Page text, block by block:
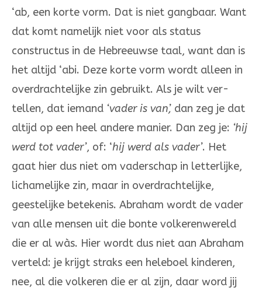
‘ab, een korte vorm. Dat is niet gangbaar. Want
dat komt namelijk niet voor als status
construc­tus in de Hebreeuw­se taal, want dan is
het altijd ‘abi. Deze korte vorm wordt alleen in
over­­drachtelijke zin gebruikt. Als je wilt ver­
tellen, dat iemand ‘vader is van’, dan zeg je dat
altijd op een heel andere manier. Dan zeg je: ‘hij
werd tot vader’, of: ‘hij werd als va­der’. Het
gaat hier dus niet om vaderschap in let­terlijke,
lichame­lijke zin, maar in overdrachtelijke,
geestelijke be­teke­nis. Abraham wordt de vader
van alle mensen uit die bonte volkeren­we­reld
die er al wàs. Hier wordt dus niet aan Abraham
verteld: je krijgt straks een heleboel kinderen,
nee, al die volkeren die er al zijn, daar word jij